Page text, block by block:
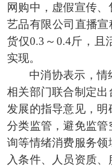
网购中，虚假宣传
艺品有限公司直播宣
货仅0.3～0.4斤，且
实现。
中消协表示，情
相关部门联合制定
发展的指导意见，
分类监管，避免监
询等情绪消费服务
入条件、人员资质